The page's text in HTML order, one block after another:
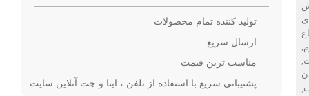
,
,
,
تولید کننده تمام محصولات
ارسال سریع
مناسب ترین قیمت
پشتیبانی سریع با استفاده از تلفن ، ایتا و چت آنلاین سایت